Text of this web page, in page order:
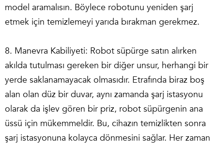
model aramalısın. Böylece robotunu yeniden şarj
etmek için temizlemeyi yarıda bırakman gerekmez.
8. Manevra Kabiliyeti: Robot süpürge satın alırken
akılda tutulması gereken bir diğer unsur, herhangi bir
yerde saklanamayacak olmasıdır. Etrafında biraz boş
alan olan düz bir duvar, aynı zamanda şarj istasyonu
olarak da işlev gören bir priz, robot süpürgenin ana
üssü için mükemmeldir. Bu, cihazın temizlikten sonra
şarj istasyonuna kolayca dönmesini sağlar. Her zaman